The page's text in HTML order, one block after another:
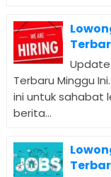
Update
Terbaru Minggu
ini untuk sahabat
berita...